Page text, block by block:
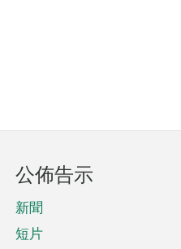
公佈告示
新聞
短片